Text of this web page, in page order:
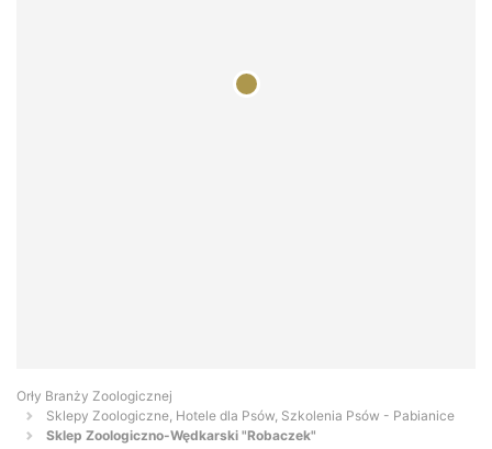
Orły Branży Zoologicznej
Sklepy Zoologiczne, Hotele dla Psów, Szkolenia Psów - Pabianice
Sklep Zoologiczno-Wędkarski "Robaczek"